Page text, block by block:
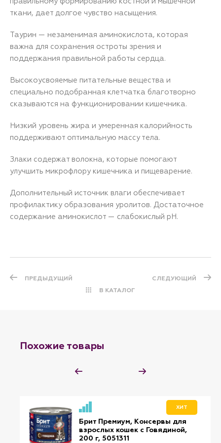
ткани, дает долгое чувство насыщения.
Таурин — незаменимая аминокислота, которая
важна для сохранения остроты зрения и
поддержания правильной работы сердца.
Высокоусвояемые питательные вещества и
специально подобранная клетчатка благотворно
сказываются на функционировании кишечника.
Низкий уровень жира и умеренная калорийность
поддерживают оптимальную массу тела.
Злаки содержат волокна, которые помогают
улучшить микрофлору кишечника и пищеварение.
Дополнительный источник влаги обеспечивает
профилактику образования уролитов. Достаточное
содержание аминокислот — слабокислый рН.
ПРЕДЫДУЩИЙ
В КАТАЛОГ
СЛЕДУЮЩИЙ
Похожие товары
ХИТ
Брит Премиум, Консервы для
взрослых кошек с Говядиной,
200 г, 5051311